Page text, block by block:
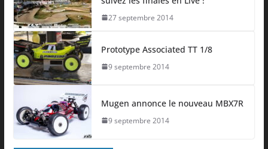
27 septembre 2014
Prototype Associated TT 1/8
9 septembre 2014
Mugen annonce le nouveau MBX7R
9 septembre 2014